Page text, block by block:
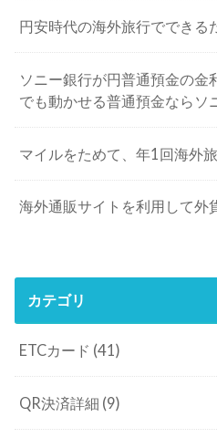
円安時代の海外旅行でできる
ソニー銀行が円普通預金の金
でも動かせる普通預金ならソ
マイルをためて、年1回海外
海外通販サイトを利用して外
カテゴリ
ETCカード (41)
QR決済詳細 (9)